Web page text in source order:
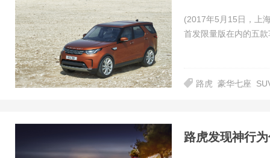
(2017年5月15日，上
首发限量版在内的五
路虎 豪华七座
路虎发现神行